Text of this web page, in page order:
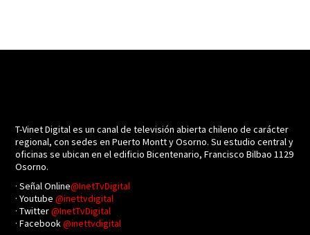
T-Vinet Digital es un canal de televisión abierta chileno de carácter
regional, con sedes en Puerto Montt y Osorno. Su estudio central y
oficinas se ubican en el edificio Bicentenario, Francisco Bilbao 1129
Osorno.
· Señal Online@InetTvDigital
· Youtube@inettvdigital
· Twitter@InetTvDigital
· Facebook@inettvdigital